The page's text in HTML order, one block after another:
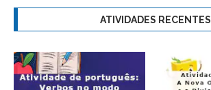
ATIVIDADES RECENTES